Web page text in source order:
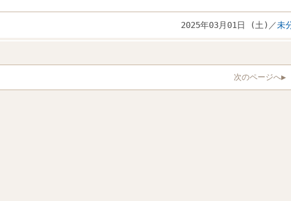
2025年03月01日 (土)／未
次のページへ▶